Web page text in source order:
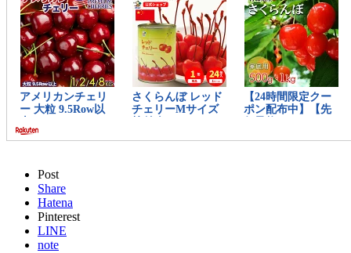
Post
Share
Hatena
Pinterest
LINE
note